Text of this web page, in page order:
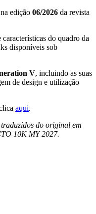
edição 06/2026 da revista
características do quadro da
disponíveis sob
V, incluindo as suas
de design e utilização
aqui.
do original em
10K MY 2027.